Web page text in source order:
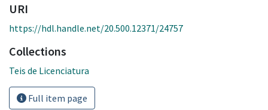
URI
https://hdl.handle.net/20.500.12371/24757
Collections
Teis de Licenciatura
Full item page